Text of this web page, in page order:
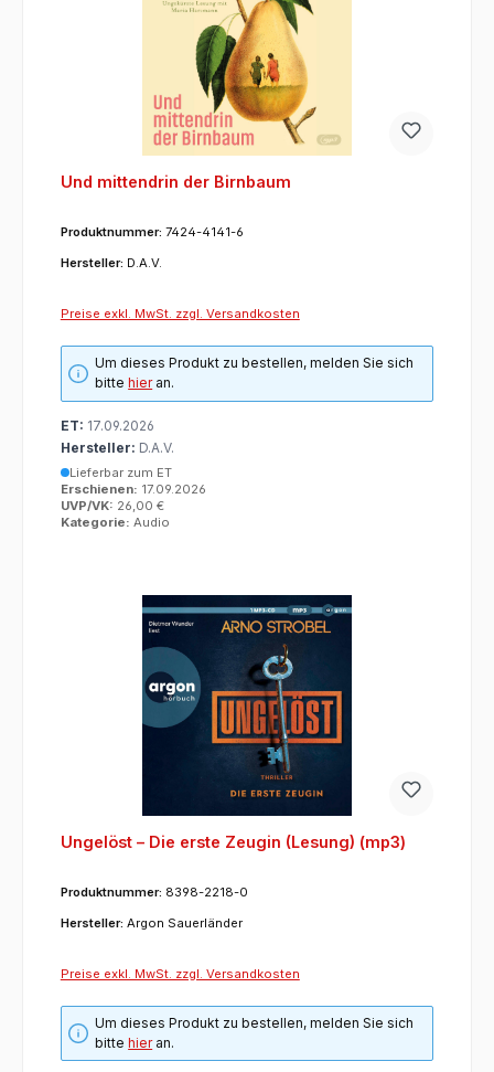
Und mittendrin der Birnbaum
Produktnummer: 7424-4141-6
Hersteller: D.A.V.
Preise exkl. MwSt. zzgl. Versandkosten
Um dieses Produkt zu bestellen, melden Sie sich
bittehieran.
ET: 17.09.2026
Hersteller: D.A.V.
Lieferbar zum ET
Erschienen: 17.09.2026
UVP/VK: 26,00 €
Kategorie: Audio
Ungelöst – Die erste Zeugin (Lesung) (mp3)
Produktnummer: 8398-2218-0
Hersteller: Argon Sauerländer
Preise exkl. MwSt. zzgl. Versandkosten
Um dieses Produkt zu bestellen, melden Sie sich
bittehieran.